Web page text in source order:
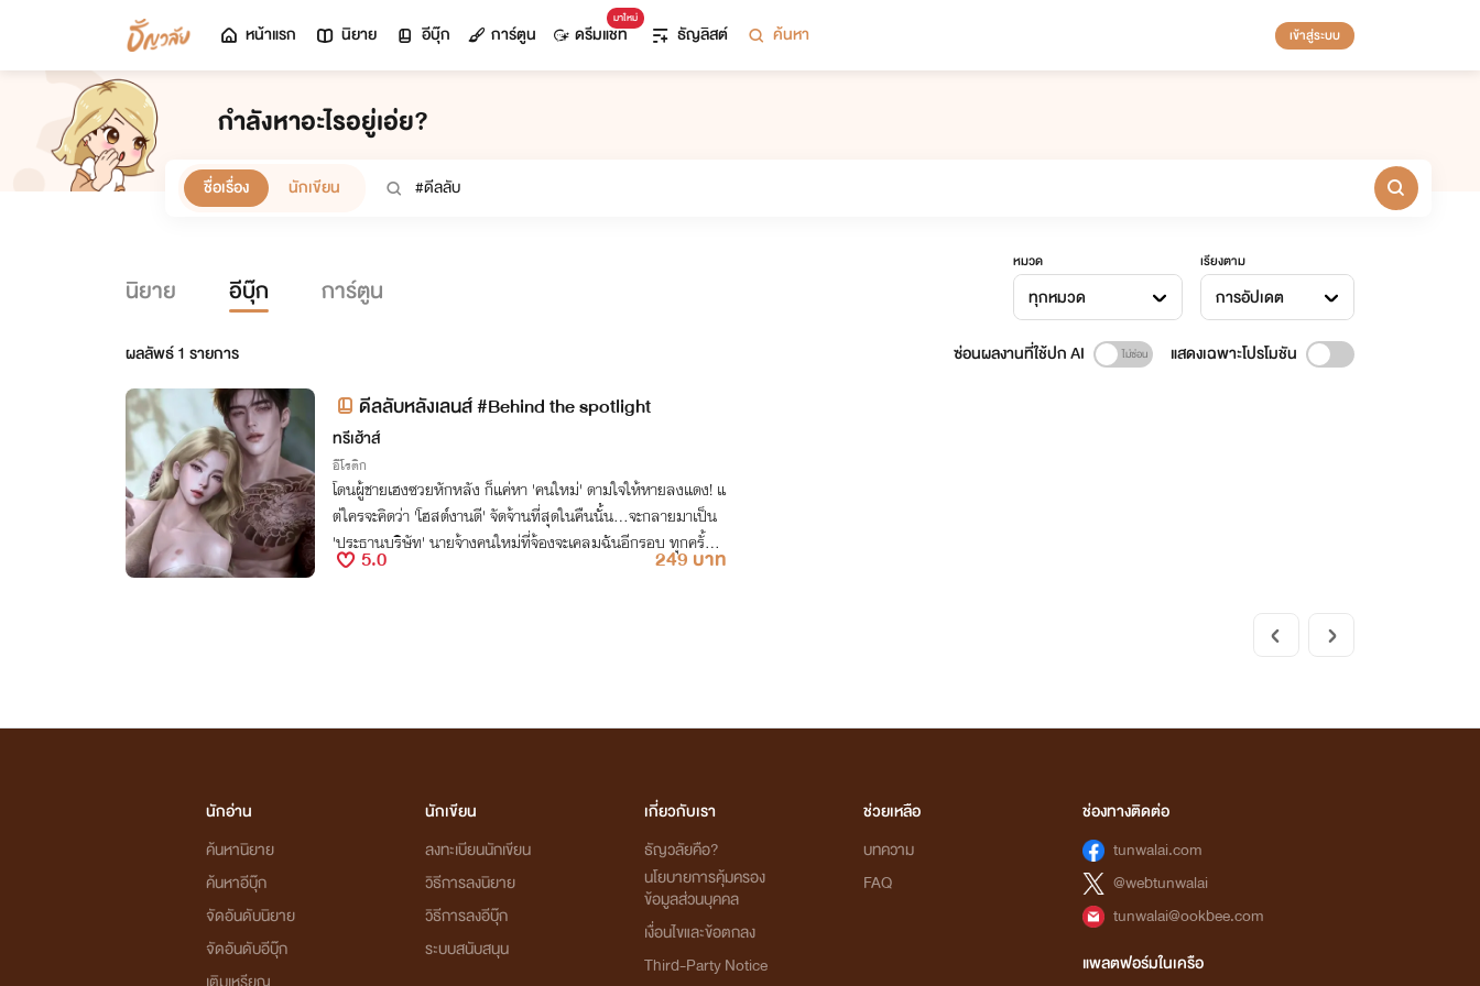
หน้าแรก นิยาย อีบุ๊ก การ์ตูน
มาใหม่
ดรีมแชท ธัญลิสต์ ค้นหา เข้าสู่ระบบ
กำลังหาอะไรอยู่เอ่ย?
ชื่อเรื่อง นักเขียน
นิยาย อีบุ๊ก การ์ตูน
หมวด
ทุกหมวด
เรียงตาม
การอัปเดต
ผลลัพธ์1 รายการ ซ่อนผลงานที่ใช้ปก AI แสดงเฉพาะโปรโมชัน
ดีลลับหลังเลนส์ #Behind the spotlight
ทรีเฮ้าส์
อีโรติก
โดนผู้ชายเฮงซวยหักหลัง ก็แค่หา 'คนใหม่' ดามใจให้หายลงแดง! แ
ต่ใครจะคิดว่า 'โฮสต์งานดี' จัดจ้านที่สุดในคืนนั้น...จะกลายมาเป็น
'ประธานบริษัท' นายจ้างคนใหม่ที่จ้องจะเคลมฉันอีกรอบ ทุกครั้งที่
มีโอกาส!
5.0 249 บาท
นักอ่าน
ค้นหานิยาย
ค้นหาอีบุ๊ก
จัดอันดับนิยาย
จัดอันดับอีบุ๊ก
นักเขียน
ลงทะเบียนนักเขียน
วิธีการลงนิยาย
วิธีการลงอีบุ๊ก
ระบบสนับสนุน
เกี่ยวกับเรา
ธัญวลัยคือ?
นโยบายการคุ้มครอง
ข้อมูลส่วนบุคคล
เงื่อนไขและข้อตกลง
Third-Party Notice
ช่วยเหลือ
บทความ
FAQ
ช่องทางติดต่อ
tunwalai.com
@webtunwalai
tunwalai@ookbee.com
แพลตฟอร์มในเครือ